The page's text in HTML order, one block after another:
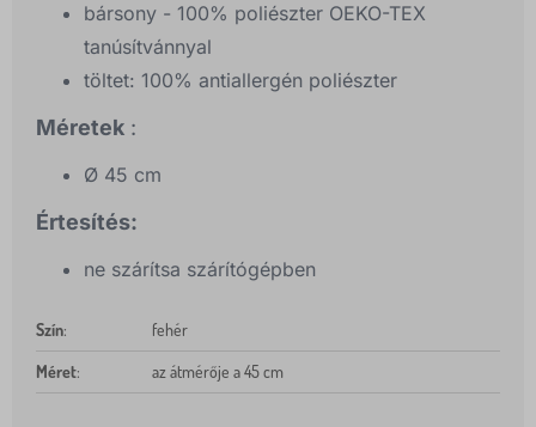
bársony - 100% poliészter OEKO-TEX
tanúsítvánnyal
töltet: 100% antiallergén poliészter
Méretek :
Ø 45 cm
Értesítés:
ne szárítsa szárítógépben
Szín: fehér
Méret: az átmérője a 45 cm